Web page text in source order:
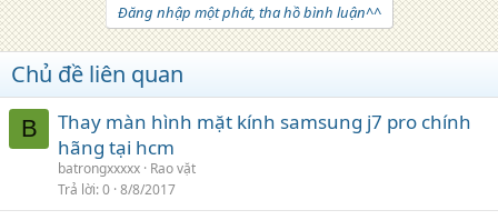
Đăng nhập một phát, tha hồ bình luận^^
Chủ đề liên quan
B
Thay màn hình mặt kính samsung j7 pro chính
hãng tại hcm
batrongxxxxx Rao vặt
Trả lời 0 8/8/2017